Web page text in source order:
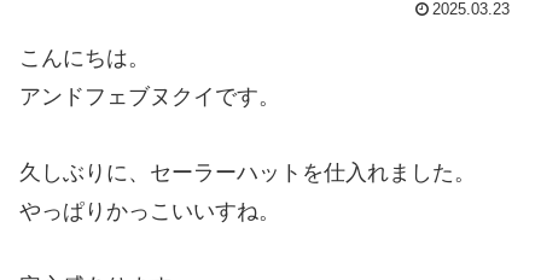
2025.03.23
こんにちは。
アンドフェブヌクイです。
久しぶりに、セーラーハットを仕入れました。
やっぱりかっこいいすね。